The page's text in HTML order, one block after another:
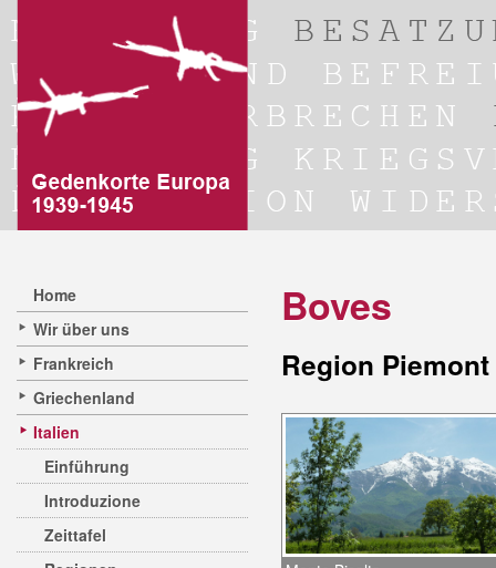
Home
Wir über uns
Frankreich
Griechenland
Italien
Einführung
Introduzione
Zeittafel
Boves
Region